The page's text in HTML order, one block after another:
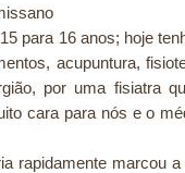
para 16 anos; hoje
acupuntura,
por uma fisiatra
cara para nós e o
rapidamente marcou